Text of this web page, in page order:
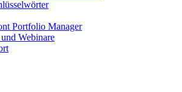
Portfolio Manager
Webinare